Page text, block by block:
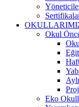
Okul
Eko